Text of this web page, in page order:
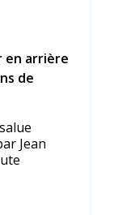
en arrière
de
Jean